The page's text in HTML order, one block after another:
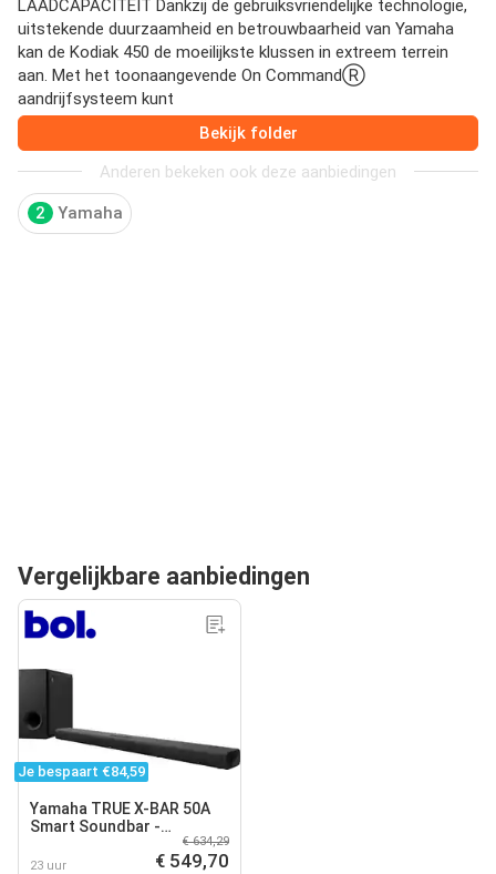
LAADCAPACITEIT Dankzij de gebruiksvriendelijke technologie,
uitstekende duurzaamheid en betrouwbaarheid van Yamaha
kan de Kodiak 450 de moeilijkste klussen in extreem terrein
aan. Met het toonaangevende On CommandⓇ
aandrijfsysteem kunt
Bekijk folder
Anderen bekeken ook deze aanbiedingen
2 Yamaha
Vergelijkbare aanbiedingen
Je bespaart €84,59
Yamaha TRUE X-BAR 50A
Smart Soundbar -
Draadloze Subwoofer -
Carbon
23 uur
€ 634,29
€ 549,70